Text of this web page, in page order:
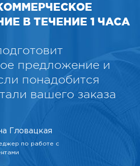
В ТЕЧЕНИЕ 1 ЧАСА
предложение и
понадобится
вашего заказа
Гловацкая
по работе с